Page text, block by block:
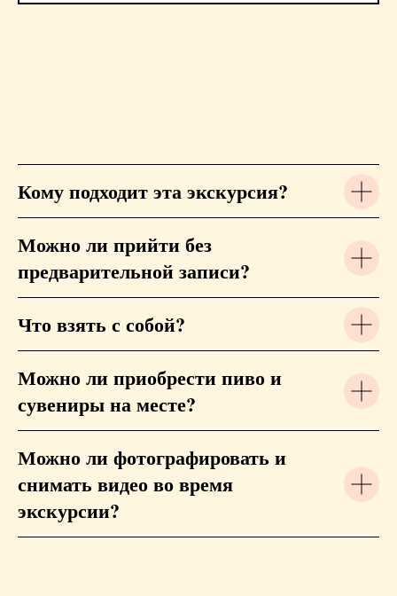
Кому подходит эта экскурсия?
Можно ли прийти без
предварительной записи?
Что взять с собой?
Можно ли приобрести пиво и
сувениры на месте?
Можно ли фотографировать и
снимать видео во время
экскурсии?